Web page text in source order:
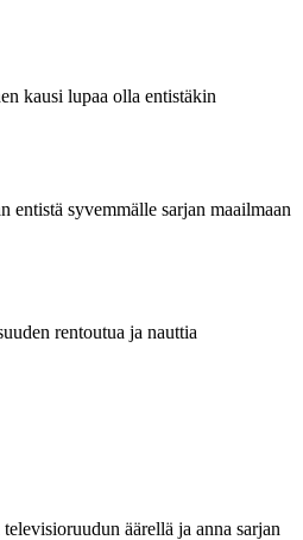
kausi lupaa olla entistäkin
syvemmälle sarjan maailmaan
rentoutua ja nauttia
äärellä ja anna sarjan